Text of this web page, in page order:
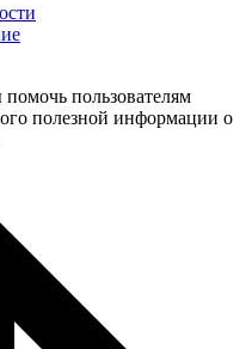
пользователям
полезной информации о